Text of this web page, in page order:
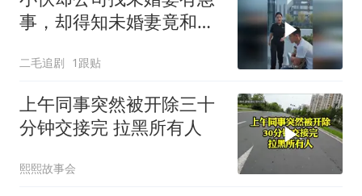
事，却得知未婚妻竟和别
二毛追剧 1跟贴
上午同事突然被开除三十
分钟交接完 拉黑所有人
熙熙故事会